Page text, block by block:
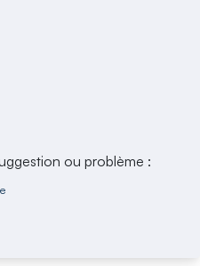
ou problème :